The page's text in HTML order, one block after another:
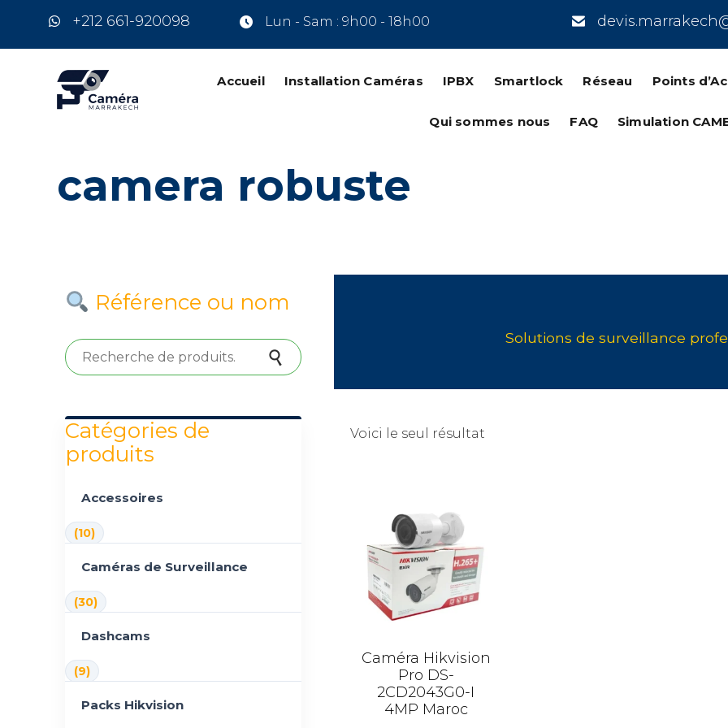
+212 661-920098 Lun - Sam : 9h00 - 18h00
Accueil Installation Caméras IPBX Smartlock Réseau Points
Qui sommes nous FAQ Simulation
camera robuste
Voici le seul résultat
Caméra Hikvision
Pro DS-
2CD2043G0-I
4MP Maroc
Référence ou nom
Recherche pour :
Recherche
Catégories de
produits
Accessoires
(10)
Caméras de Surveillance
(30)
Dashcams
(9)
Packs Hikvision